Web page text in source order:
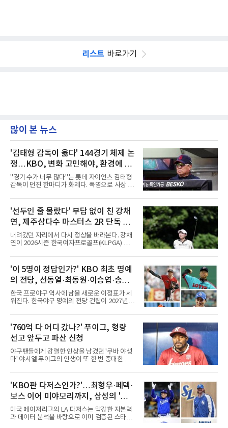
리스트 바로가기
많이 본 뉴스
'김태형 감독이 옳다' 144경기 체제 논
쟁…KBO, 변화 고민해야, 환경에 맞
는 경기 수가 바람직
"경기 수가 너무 많다"는 롯데 자이언츠 김태형
감독이 던진 한마디가 화제다. 폭염으로 사상 초
독은 단순히 더위를 이야기하지 않았다. 우천,
폭염, 부상 등 변수가 늘어나는 현실에서 현재
팀당 144경기 체제가 과연 지속 가능한지 질문
을 던졌다.물론 144경기가 세계적으로 특별히
많은 숫자는 아니다. 메이저리그는 팀당 162경
기, 일본프로야구도 143~144경기를 치른다. 숫
자만 놓고 보면 KBO가 유난히 혹사 구조라고 말
비교하기 어려울 정도로 폭염이 길어지고 강해
지고 있다. 여기에 장마, 이
'선두인 줄 몰랐다' 부담 없이 친 강채
연, 제주삼다수 마스터스 2R 단독 선
두
내려갔던 자리에서 다시 정상을 바라본다. 강채
연이 2026시즌 한국여자프로골프(KLPGA) 투어
억 원, 우승상금 1억8000만 원) 2라운드에서 단
독 선두로 도약했다.강채연은 7일 제주도 서귀
포의 테디밸리 골프앤리조트(파72)에서 열린 2
라운드에서 버디 5개와 보기 1개를 묶어 4언더
파 68타를 쳤다. 중간합계 9언더파 135타로 전
날 공동 4위에서 선두로 올라섰다. 공동 2위 그
룹(8언더파 136타)과는 한 타 차다.이 대회는 그
받았으나, 지난해 상금순위 75위에 그쳐 시드순
위전으로 밀렸고 본선에서도 78위에
'이 5명이 정답인가?' KBO 최초 명예
의 전당, 선동열·최동원·이승엽·송진
우·김응용을 둘러싼 논쟁
한국 프로야구 역사에 남을 새로운 이정표가 세
워진다. 한국야구 명예의 전당 건립이 2027년으
문으로 향하고 있다. "누가 한국 야구 최초의 명
예의 전당 헌액자가 될 것인가?"현재 가장 많이
거론되는 후보군은 선동열, 최동원, 이승엽, 송
진우, 그리고 김응용 감독이다. 한국 야구의 시
대별 상징성과 업적을 고려하면 충분히 설득력
있는 이름들이다.선동열은 한국 야구가 배출한
최고의 투수로 평가받는다. 해태 시절 통산 146
프로야구에서도 성공하며 한국 선수의 해외 진
출 가능성을 보여준 상징적인 존
'760억 다 어디 갔나?' 푸이그, 형량
선고 앞두고 파산 신청
야구팬들에게 강렬한 인상을 남겼던 '쿠바 야생
마' 야시엘 푸이그의 인생이 또 한 번 중대한 갈
거액을 벌었던 푸이그가 연방 사건 선고를 앞두
고 파산보호를 신청했다.푸이그는 최근 미국 플
로리다 파산 법원에 챕터11 파산보호 신청을 냈
다. 챕터11은 기업이나 개인이 채권자들과 협의
를 통해 재정 구조를 재편할 수 있도록 돕는 제도
다.미 매체들에 따르면 푸이그의 자산 규모는
1000만~5000만 달러(약 146억~730억 원), 부
'KBO판 다저스인가?'…최형우·페덱·
보스 이어 미야모리까지, 삼성의 '스펙
만렙' 승부수
미국 메이저리그의 LA 다저스는 막강한 자본력
과 데이터 분석을 바탕으로 이미 검증된 스타들